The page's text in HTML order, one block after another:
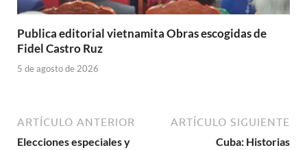
Publica editorial vietnamita Obras escogidas de
Fidel Castro Ruz
5 de agosto de 2026
ARTÍCULO ANTERIOR
Elecciones especiales y
ARTÍCULO SIGUIENTE
Cuba: Historias